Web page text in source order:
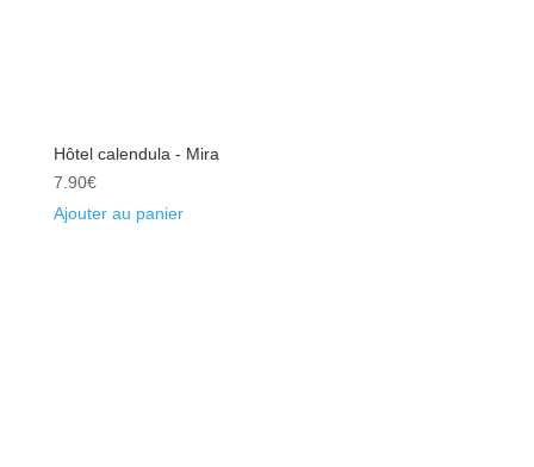
Hôtel calendula - Mira
7.90€
Ajouter au panier